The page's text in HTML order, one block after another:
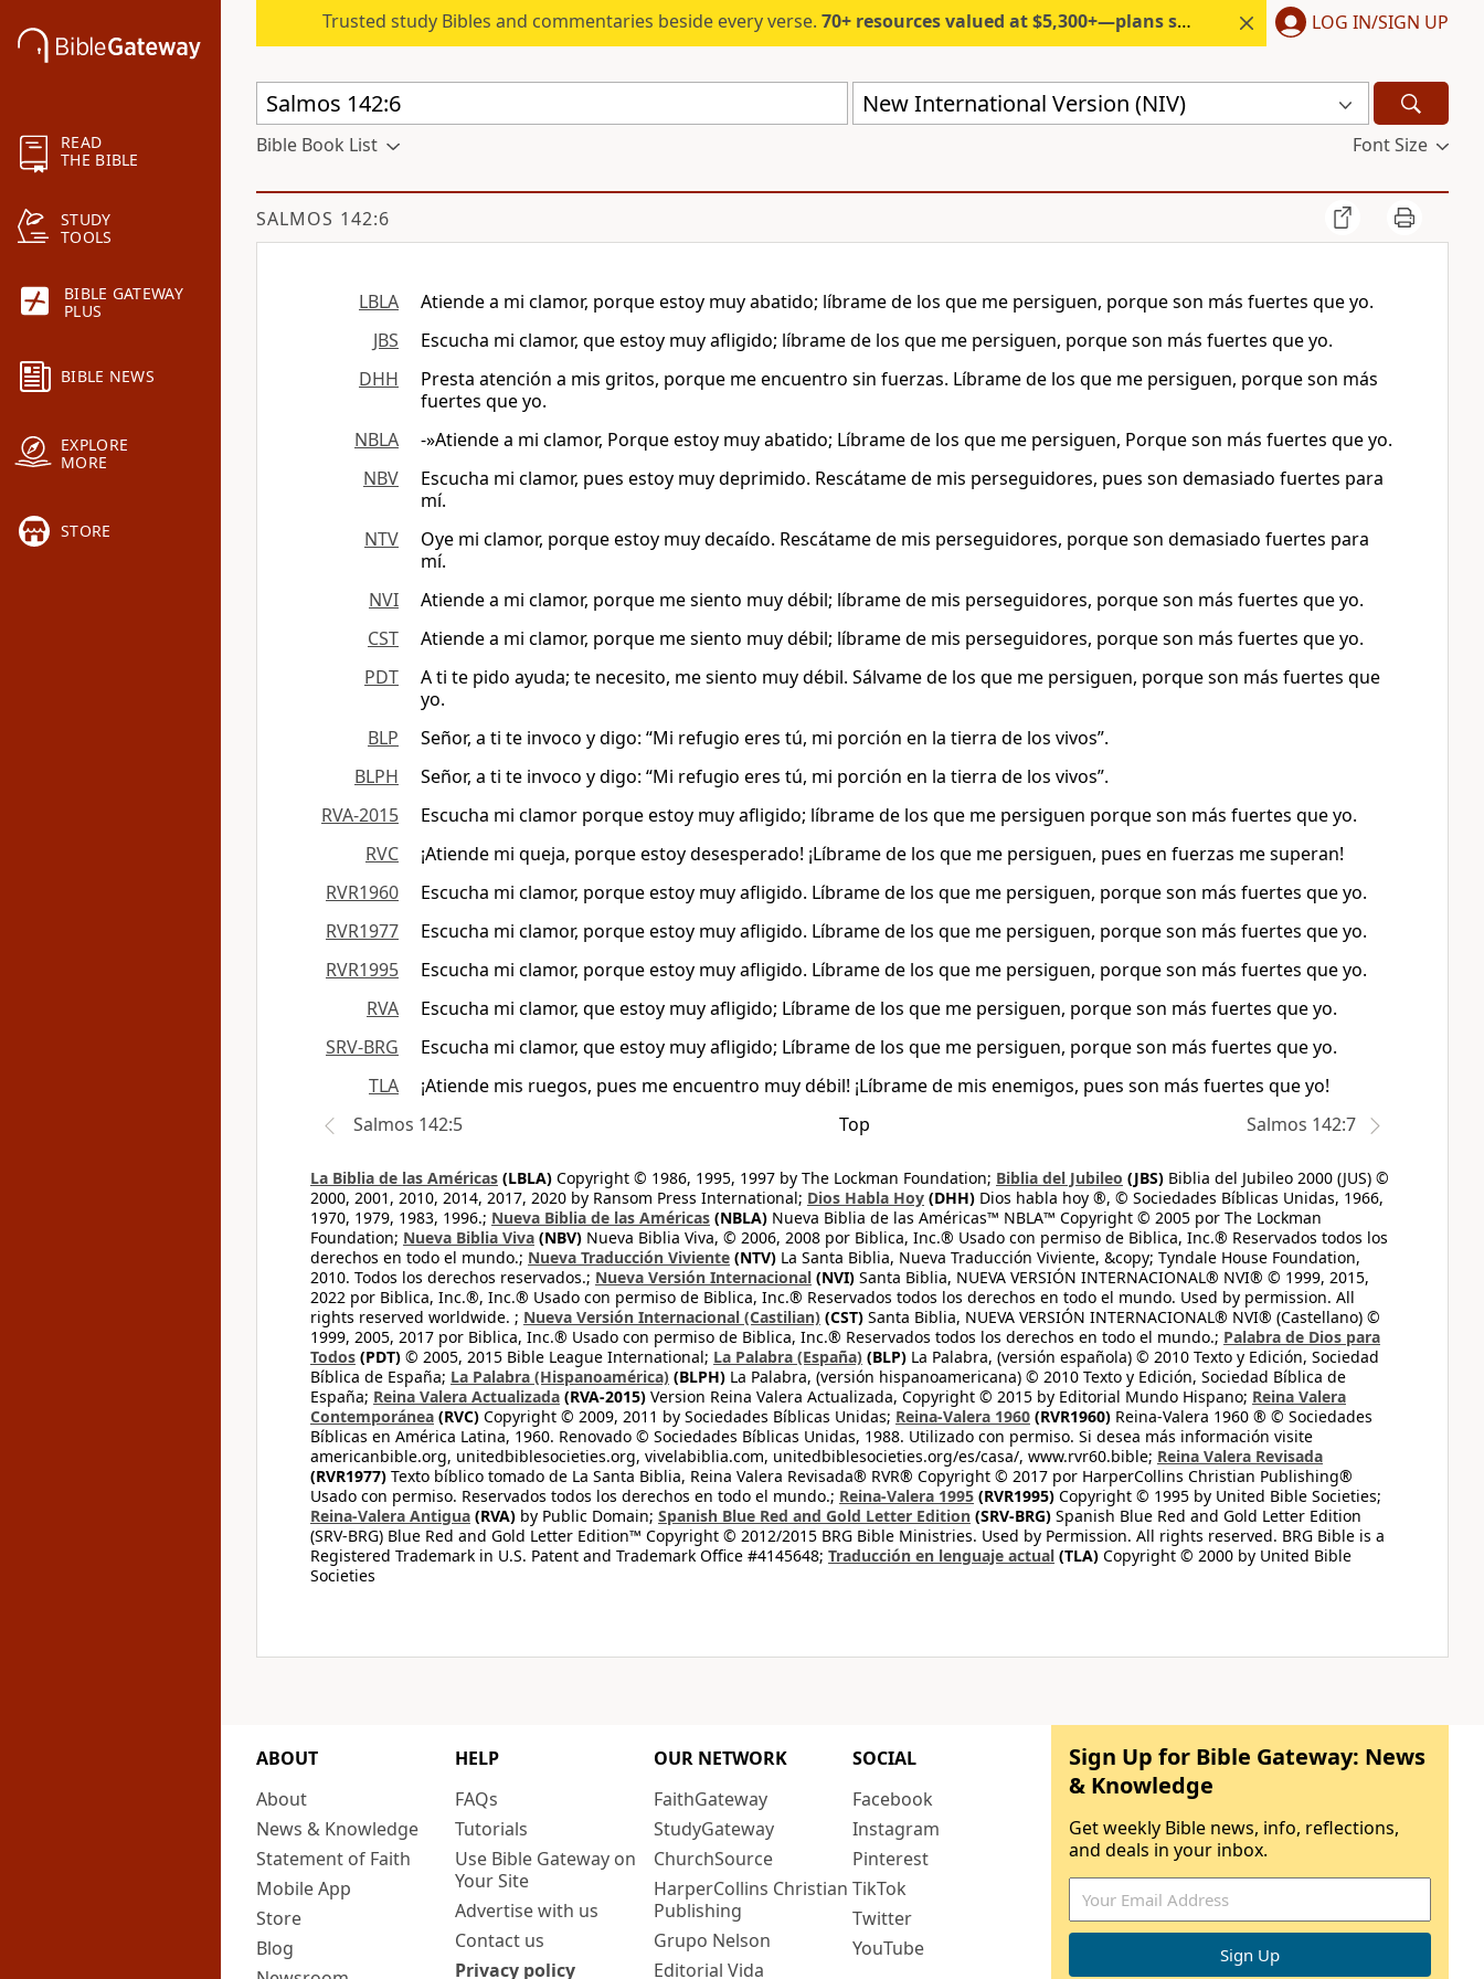
READ
THE BIBLE
STUDY
TOOLS
BIBLE GATEWAY
PLUS
BIBLE NEWS
EXPLORE
MORE
STORE
Trusted study Bibles and commentaries beside every verse. 70+ resources valued at $5,300+—plans start under $6/month. LOG IN/SIGN UP
New International Version (NIV)
Bible Book List Font Size
SALMOS 142:6
LBLA
Atiende a mi clamor, porque estoy muy abatido; líbrame de los que me persiguen, porque son más fuertes que yo.
JBS
Escucha mi clamor, que estoy muy afligido; líbrame de los que me persiguen, porque son más fuertes que yo.
DHH
Presta atención a mis gritos, porque me encuentro sin fuerzas. Líbrame de los que me persiguen, porque son más
fuertes que yo.
NBLA
-»Atiende a mi clamor, Porque estoy muy abatido; Líbrame de los que me persiguen, Porque son más fuertes que yo.
NBV
Escucha mi clamor, pues estoy muy deprimido. Rescátame de mis perseguidores, pues son demasiado fuertes para
mí.
NTV
Oye mi clamor, porque estoy muy decaído. Rescátame de mis perseguidores, porque son demasiado fuertes para
mí.
NVI
Atiende a mi clamor, porque me siento muy débil; líbrame de mis perseguidores, porque son más fuertes que yo.
CST
Atiende a mi clamor, porque me siento muy débil; líbrame de mis perseguidores, porque son más fuertes que yo.
PDT
A ti te pido ayuda; te necesito, me siento muy débil. Sálvame de los que me persiguen, porque son más fuertes que
yo.
BLP
Señor, a ti te invoco y digo: “Mi refugio eres tú, mi porción en la tierra de los vivos”.
BLPH
Señor, a ti te invoco y digo: “Mi refugio eres tú, mi porción en la tierra de los vivos”.
RVA-2015
Escucha mi clamor porque estoy muy afligido; líbrame de los que me persiguen porque son más fuertes que yo.
RVC
¡Atiende mi queja, porque estoy desesperado! ¡Líbrame de los que me persiguen, pues en fuerzas me superan!
RVR1960
Escucha mi clamor, porque estoy muy afligido. Líbrame de los que me persiguen, porque son más fuertes que yo.
RVR1977
Escucha mi clamor, porque estoy muy afligido. Líbrame de los que me persiguen, porque son más fuertes que yo.
RVR1995
Escucha mi clamor, porque estoy muy afligido. Líbrame de los que me persiguen, porque son más fuertes que yo.
RVA
Escucha mi clamor, que estoy muy afligido; Líbrame de los que me persiguen, porque son más fuertes que yo.
SRV-BRG
Escucha mi clamor, que estoy muy afligido; Líbrame de los que me persiguen, porque son más fuertes que yo.
TLA
¡Atiende mis ruegos, pues me encuentro muy débil! ¡Líbrame de mis enemigos, pues son más fuertes que yo!
Salmos 142:5
Top Salmos 142:7
La Biblia de las Américas (LBLA) Copyright © 1986, 1995, 1997 by The Lockman Foundation; Biblia del Jubileo (JBS) Biblia del Jubileo 2000 (JUS) ©
2000, 2001, 2010, 2014, 2017, 2020 by Ransom Press International; Dios Habla Hoy (DHH) Dios habla hoy ®, © Sociedades Bíblicas Unidas, 1966,
1970, 1979, 1983, 1996.; Nueva Biblia de las Américas (NBLA) Nueva Biblia de las Américas™ NBLA™ Copyright © 2005 por The Lockman
Foundation; Nueva Biblia Viva (NBV) Nueva Biblia Viva, © 2006, 2008 por Biblica, Inc.® Usado con permiso de Biblica, Inc.® Reservados todos los
derechos en todo el mundo.; Nueva Traducción Viviente (NTV) La Santa Biblia, Nueva Traducción Viviente, &copy; Tyndale House Foundation,
2010. Todos los derechos reservados.; Nueva Versión Internacional (NVI) Santa Biblia, NUEVA VERSIÓN INTERNACIONAL® NVI® © 1999, 2015,
2022 por Biblica, Inc.®, Inc.® Usado con permiso de Biblica, Inc.® Reservados todos los derechos en todo el mundo. Used by permission. All
rights reserved worldwide. ; Nueva Versión Internacional (Castilian) (CST) Santa Biblia, NUEVA VERSIÓN INTERNACIONAL® NVI® (Castellano) ©
1999, 2005, 2017 por Biblica, Inc.® Usado con permiso de Biblica, Inc.® Reservados todos los derechos en todo el mundo.; Palabra de Dios para
Todos (PDT) © 2005, 2015 Bible League International; La Palabra (España) (BLP) La Palabra, (versión española) © 2010 Texto y Edición, Sociedad
Bíblica de España; La Palabra (Hispanoamérica) (BLPH) La Palabra, (versión hispanoamericana) © 2010 Texto y Edición, Sociedad Bíblica de
España; Reina Valera Actualizada (RVA-2015) Version Reina Valera Actualizada, Copyright © 2015 by Editorial Mundo Hispano; Reina Valera
Contemporánea (RVC) Copyright © 2009, 2011 by Sociedades Bíblicas Unidas; Reina-Valera 1960 (RVR1960) Reina-Valera 1960 ® © Sociedades
Bíblicas en América Latina, 1960. Renovado © Sociedades Bíblicas Unidas, 1988. Utilizado con permiso. Si desea más información visite
americanbible.org, unitedbiblesocieties.org, vivelabiblia.com, unitedbiblesocieties.org/es/casa/, www.rvr60.bible; Reina Valera Revisada
(RVR1977) Texto bíblico tomado de La Santa Biblia, Reina Valera Revisada® RVR® Copyright © 2017 por HarperCollins Christian Publishing®
Usado con permiso. Reservados todos los derechos en todo el mundo.; Reina-Valera 1995 (RVR1995) Copyright © 1995 by United Bible Societies;
Reina-Valera Antigua (RVA) by Public Domain; Spanish Blue Red and Gold Letter Edition (SRV-BRG) Spanish Blue Red and Gold Letter Edition
(SRV-BRG) Blue Red and Gold Letter Edition™ Copyright © 2012/2015 BRG Bible Ministries. Used by Permission. All rights reserved. BRG Bible is a
Registered Trademark in U.S. Patent and Trademark Office #4145648; Traducción en lenguaje actual (TLA) Copyright © 2000 by United Bible
Societies
ABOUT
About
News & Knowledge
Statement of Faith
Mobile App
Store
Blog
HELP
FAQs
Tutorials
Use Bible Gateway on
Your Site
Advertise with us
Contact us
Privacy policy
OUR NETWORK
FaithGateway
StudyGateway
ChurchSource
HarperCollins Christian
Publishing
Grupo Nelson
Editorial Vida
SOCIAL
Facebook
Instagram
Pinterest
TikTok
Twitter
YouTube
Sign Up for Bible Gateway: News
& Knowledge
Get weekly Bible news, info, reflections,
and deals in your inbox.